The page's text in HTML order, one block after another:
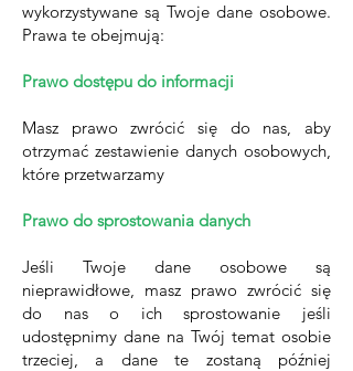
wykorzystywane są Twoje dane osobowe.
Prawa te obejmują:
Prawo dostępu do informacji
Masz prawo zwrócić się do nas, aby
otrzymać zestawienie danych osobowych,
które przetwarzamy
Prawo do sprostowania danych
Jeśli Twoje dane osobowe są
nieprawidłowe, masz prawo zwrócić się
do nas o ich sprostowanie jeśli
udostępnimy dane na Twój temat osobie
trzeciej, a dane te zostaną później